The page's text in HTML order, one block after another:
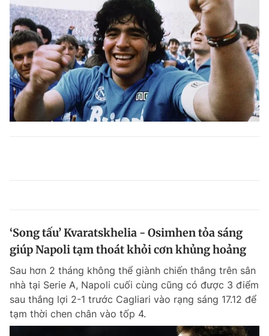
‘Song tấu’ Kvaratskhelia - Osimhen tỏa sáng
giúp Napoli tạm thoát khỏi cơn khủng hoảng
Sau hơn 2 tháng không thể giành chiến thắng trên sân
nhà tại Serie A, Napoli cuối cùng cũng có được 3 điểm
sau thắng lợi 2-1 trước Cagliari vào rạng sáng 17.12 để
tạm thời chen chân vào tốp 4.